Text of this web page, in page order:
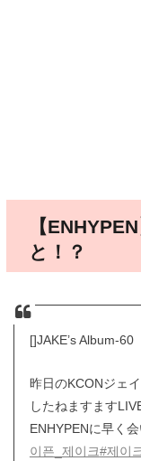
【
と！？
[]JAKE’s Album-60
昨日のKCONジェ
したねますます
ENHYPENに早く
이픈_제이크#제이